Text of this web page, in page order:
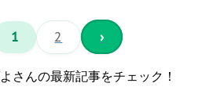
1 2 ›
さんの最新記事をチェック！